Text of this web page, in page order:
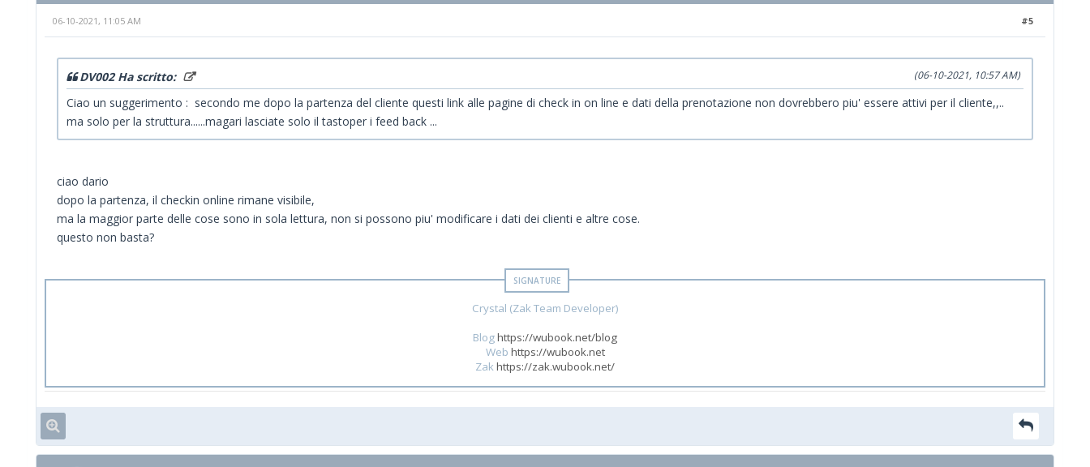
#5
06-10-2021, 11:05 AM
(06-10-2021, 10:57 AM)
DV002 Ha scritto:
Ciao un suggerimento : secondo me dopo la partenza del cliente questi link alle pagine di check in on line e dati della prenotazione non dovrebbero piu' essere attivi per il cliente,,..
ma solo per la struttura......magari lasciate solo il tastoper i feed back ...
ciao dario
dopo la partenza, il checkin online rimane visibile,
ma la maggior parte delle cose sono in sola lettura, non si possono piu' modificare i dati dei clienti e altre cose.
questo non basta?
Crystal (Zak Team Developer)
Bloghttps://wubook.net/blog
Web https://wubook.net
Zakhttps://zak.wubook.net/